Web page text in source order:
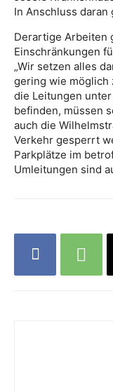
In Anschluss
Derartige Arbeiten
Einschränkungen
„Wir setzen alles
gering wie möglich
die Leitungen
befinden, müssen
auch die
Verkehr gesperrt
Parkplätze im
Umleitungen sind